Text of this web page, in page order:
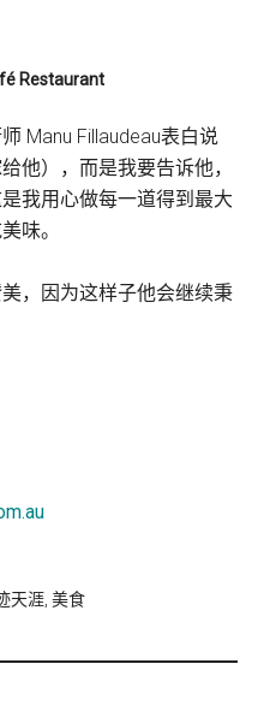
Restaurant
Manu Fillaudeau表白说
他），而是我要告诉他，
我用心做每一道得到最大
味。
，因为这样子他会继续秉
天涯 ,美食